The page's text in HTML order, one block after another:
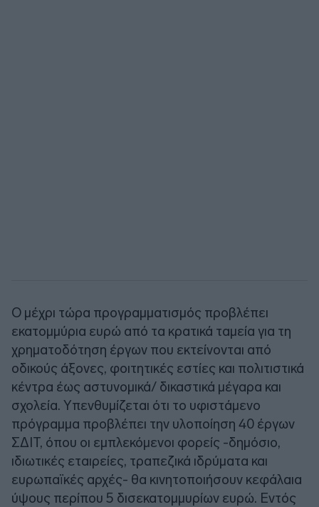
Ο μέχρι τώρα προγραμματισμός προβλέπει
εκατομμύρια ευρώ από τα κρατικά ταμεία για τη
χρηματοδότηση έργων που εκτείνονται από
οδικούς άξονες, φοιτητικές εστίες και πολιτιστικά
κέντρα έως αστυνομικά/ δικαστικά μέγαρα και
σχολεία. Υπενθυμίζεται ότι το υφιστάμενο
πρόγραμμα προβλέπει την υλοποίηση 40 έργων
ΣΔΙΤ, όπου οι εμπλεκόμενοι φορείς -δημόσιο,
ιδιωτικές εταιρείες, τραπεζικά ιδρύματα και
ευρωπαϊκές αρχές- θα κινητοποιήσουν κεφάλαια
ύψους περίπου 5 δισεκατομμυρίων ευρώ. Εντός